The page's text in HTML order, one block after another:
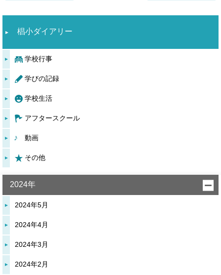
椙小ダイアリー
学校行事
学びの記録
学校生活
アフタースクール
動画
その他
2024年
2024年5月
2024年4月
2024年3月
2024年2月